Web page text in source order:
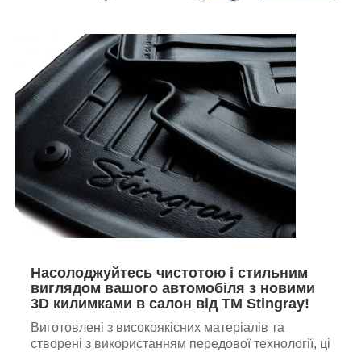
Насолоджуйтесь чистотою і стильним
виглядом вашого автомобіля з новими
3D килимками в салон від TM Stingray!
Виготовлені з високоякісних матеріалів та
створені з використанням передової технології, ці